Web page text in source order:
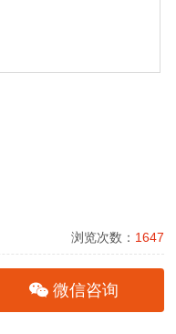
浏览次数： 1647
微信咨询